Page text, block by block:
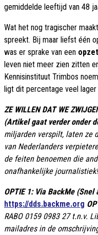
gemiddelde leeftijd van 48
Wat het nog tragischer
spreekt. Bij maar liefst één
was er sprake van een
leven niet meer zien zitten
Kennisinstituut Trimbos
ligt dit percentage veel lager
ZE WILLEN DAT WE
(Artikel gaat verder onder
miljarden verspilt, laten ze
van Nederlanders
de feiten benoemen die
onafhankelijke journalistiek!
OPTIE 1: Via BackMe
https://dds.backme.org
RABO 0159 0983 27 t.n.v.
mailadres in de